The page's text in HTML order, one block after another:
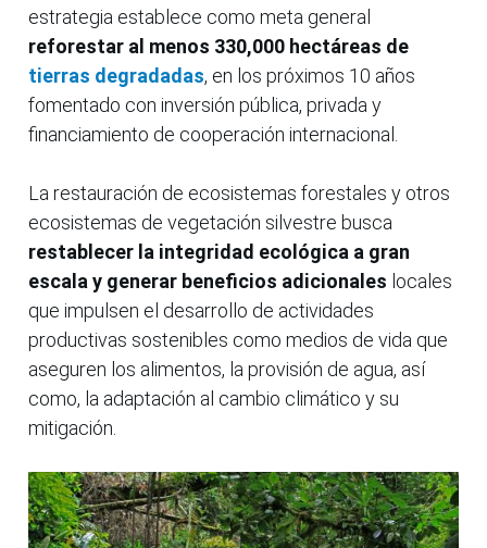
estrategia establece como meta general
reforestar al menos 330,000 hectáreas de
tierras degradadas, en los próximos 10 años
fomentado con inversión pública, privada y
financiamiento de cooperación internacional.
La restauración de ecosistemas forestales y otros
ecosistemas de vegetación silvestre busca
restablecer la integridad ecológica a gran
escala y generar beneficios adicionales locales
que impulsen el desarrollo de actividades
productivas sostenibles como medios de vida que
aseguren los alimentos, la provisión de agua, así
como, la adaptación al cambio climático y su
mitigación.